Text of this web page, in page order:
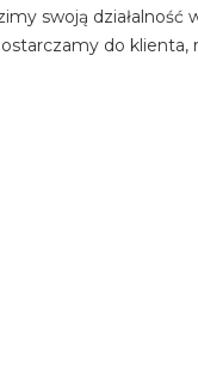
swoją działalność
do klienta,